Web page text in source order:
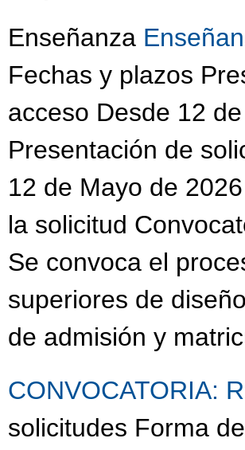
Enseñanza
Fechas y plazos
acceso Desde 12
Presentación de
12 de Mayo de
la solicitud
Se convoca el
superiores de
de admisión y
CONVOCATORIA:
solicitudes Forma